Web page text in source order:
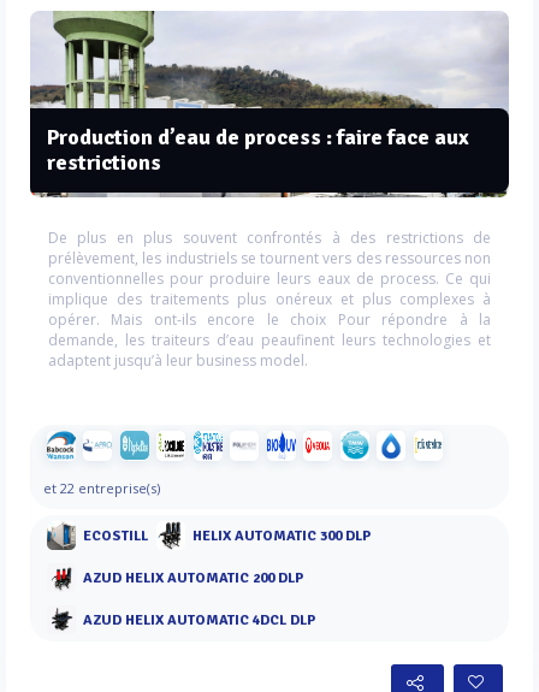
Production d’eau de process : faire face aux
restrictions
De plus en plus souvent confrontés à des restrictions de
prélèvement, les industriels se tournent vers des ressources non
conventionnelles pour produire leurs eaux de process. Ce qui
implique des traitements plus onéreux et plus complexes à
opérer. Mais ont-ils encore le choix Pour répondre à la
demande, les traiteurs d’eau peaufinent leurs technologies et
adaptent jusqu’à leur business model.
et 22 entreprise(s)
ECOSTILL HELIX AUTOMATIC 300 DLP
AZUD HELIX AUTOMATIC 200 DLP
AZUD HELIX AUTOMATIC 4DCL DLP